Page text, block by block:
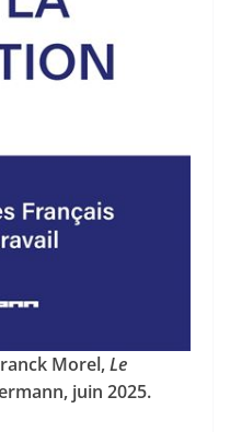
Morel,Le
juin 2025.